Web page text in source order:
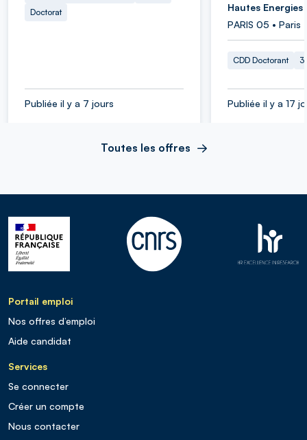
Doctorat
Publiée il y a 7 jours
Hautes Energies
PARIS 05 • Paris
CDD Doctorant
Publiée il y a 17
Toutes les offres
Portail emploi
Nos offres d’emploi
Aide candidat
Services
Se connecter
Créer un compte
Nous contacter